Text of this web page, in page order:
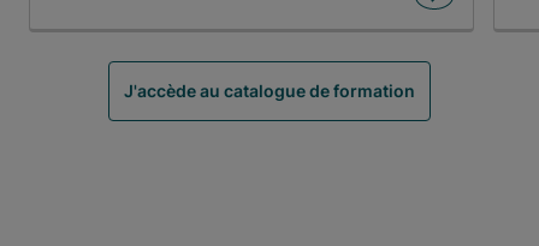
J'accède au catalogue de formation